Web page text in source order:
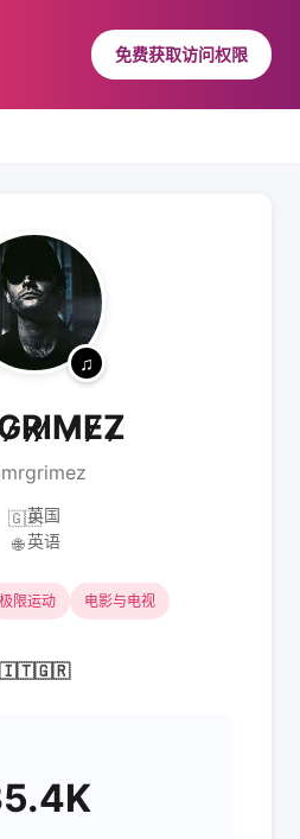
免费获取访问权限
🇬🇧英国
🌐 英语
极限运动 电影与电视
🇮🇹🇬🇷